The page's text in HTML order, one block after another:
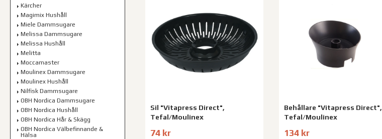
Kärcher
Magimix Hushåll
Miele Dammsugare
Melissa Dammsugare
Melissa Hushåll
Melitta
Moccamaster
Moulinex Dammsugare
Moulinex Hushåll
Nilfisk Dammsugare
OBH Nordica Dammsugare
OBH Nordica Hushåll
OBH Nordica Hår & Skägg
OBH Nordica Välbefinnande &
Hälsa
Sil "Vitapress Direct",
Tefal/Moulinex
74 kr
Behållare "Vitapress Direct",
Tefal/Moulinex
134 kr